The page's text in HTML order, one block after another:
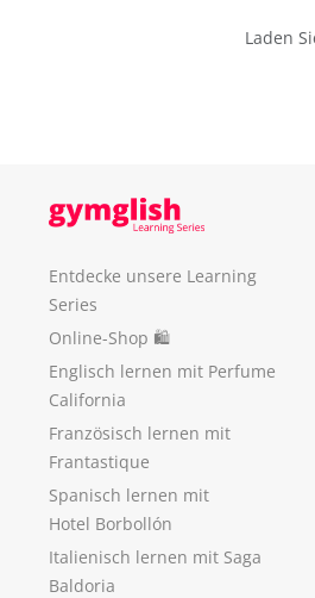
Laden
Entdecke unsere Learning
Series
Online-Shop 🛍
Englisch lernen mit Perfume
California
Französisch lernen mit
Frantastique
Spanisch lernen mit
Hotel Borbollón
Italienisch lernen mit Saga
Baldoria